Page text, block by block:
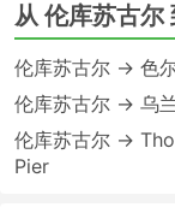
从 伦库苏古尔
伦库苏古尔 → 色
伦库苏古尔 → 乌
伦库苏古尔 →
Pier